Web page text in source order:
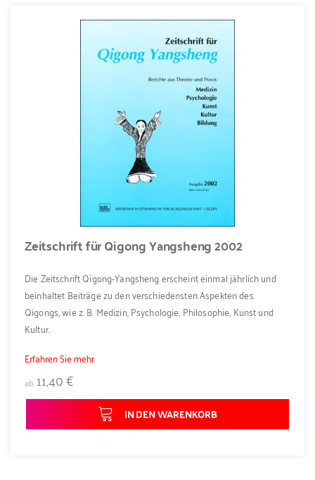
Zeitschrift für Qigong Yangsheng 2002
Die Zeitschrift Qigong-Yangsheng erscheint einmal jährlich und
beinhaltet Beiträge zu den verschiedensten Aspekten des
Qigongs, wie z. B. Medizin, Psychologie, Philosophie, Kunst und
Kultur.
Erfahren Sie mehr
ab 11,40 €
IN DEN WARENKORB